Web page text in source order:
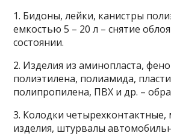
1. Бидоны, лейки, канистры
емкостью 5 – 20 л – снятие
состоянии.
2. Изделия из аминопласта,
полиэтилена, полиамида,
полипропилена, ПВХ и др. –
3. Колодки четырехконтактные,
изделия, штурвалы